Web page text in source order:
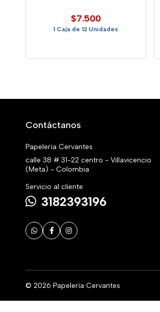
$7.500
1 Caja de 12 Unidades
Contáctanos
Papelería Cervantes
calle 38 # 31-22 centro - Villavicencio
(Meta) - Colombia
Servicio al cliente
3182393196
© 2026 Papelería Cervantes